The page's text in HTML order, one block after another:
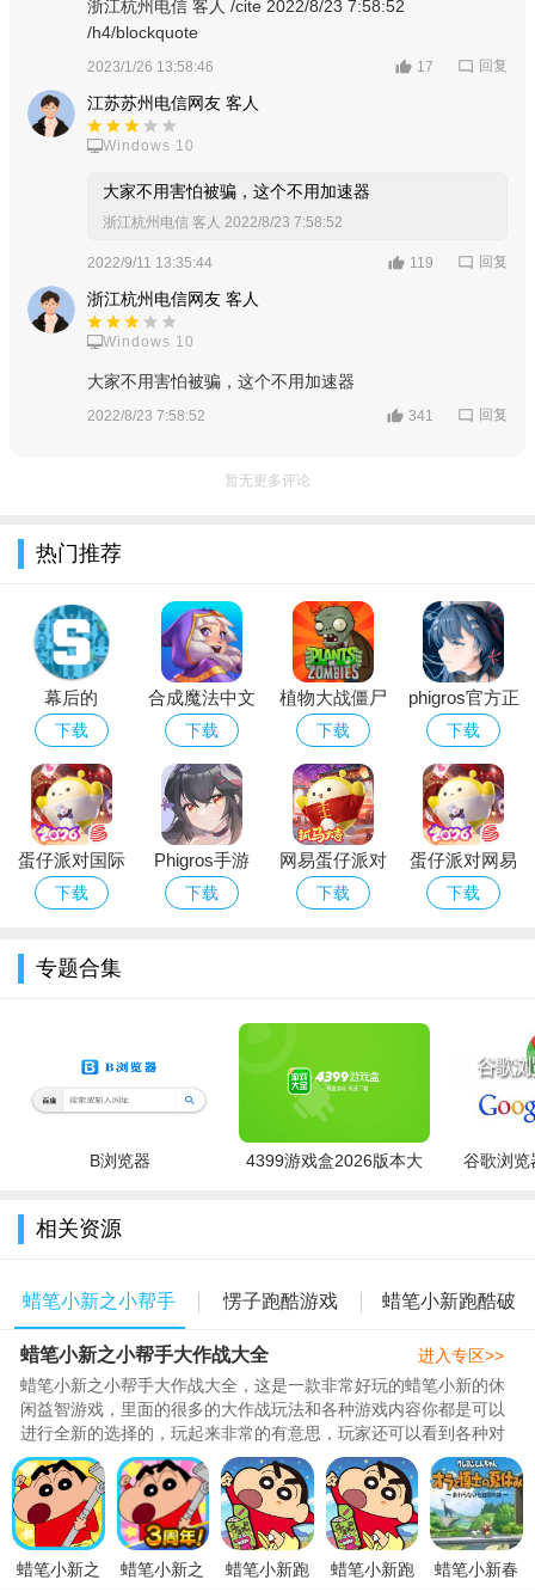
决，快速展开游戏对决；
3、各个不同扮演的角色一起在游戏中去查看，与众多的朋友
一起在里面冒险。
游戏优势
2、创新的养成系统，培养出最强的春日部防卫队吧；
3、每个角色都有上百件可收集的装备，不仅强大还可以享受
换装的乐趣。
游戏评测
技对抗；
样的游戏乐趣。
浙江杭州电信 客人 /cite 2022/8/23 7:58:52
/h4/blockquote
2023/1/26 13:58:46 17 回复
江苏苏州电信网友 客人
Windows 10
大家不用害怕被骗，这个不用加速器
浙江杭州电信 客人 2022/8/23 7:58:52
2022/9/11 13:35:44 119 回复
浙江杭州电信网友 客人
Windows 10
大家不用害怕被骗，这个不用加速器
2022/8/23 7:58:52 341 回复
暂无更多评论
热门推荐
幕后的
Nextbots沙盒
游戏安卓最新
版本
下载
合成魔法中文
版
下载
植物大战僵尸
经典版下载安
装免费
下载
phigros官方正
版下载2026最
新版安卓版
下载
蛋仔派对国际
服Eggy Party
版
下载
Phigros手游
官方下载最新
下载
网易蛋仔派对
游戏免费版下
下载
蛋仔派对网易
版下载安卓正
下载
专题合集
B浏览器
4399游戏盒2026版本大
谷歌浏览
相关资源
蜡笔小新之小帮手
大作战大全
愣子跑酷游戏
2022大全
蜡笔小新跑酷破
解版大全
蜡笔小新之小帮手大作战大全
蜡笔小新之小帮手大作战大全，这是一款非常好玩的蜡笔小新的休
闲益智游戏，里面的很多的大作战玩法和各种游戏内容你都是可以
进行全新的选择的，玩起来非常的有意思，玩家还可以看到各种对
战和各种模式的内容，画面感非常的卡通，289为你们带来了蜡笔
小新之小帮手大作战大全，里面包含了最新版、官方版、中文版、
安卓版等等内容，喜欢的朋友们快来289下载体验吧。..
进入专区>>
蜡笔小新之
蜡笔小新之
蜡笔小新跑
蜡笔小新跑
蜡笔小新春